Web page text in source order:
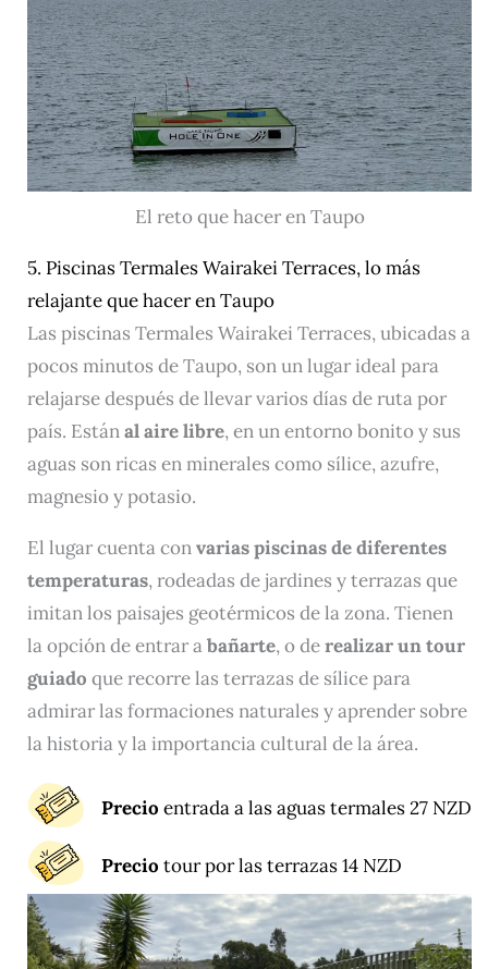
El reto que hacer en Taupo
5. Piscinas Termales Wairakei Terraces, lo más
relajante que hacer en Taupo
Las piscinas Termales Wairakei Terraces, ubicadas a
pocos minutos de Taupo, son un lugar ideal para
relajarse después de llevar varios días de ruta por
país. Estánal aire libre, en un entorno bonito y sus
aguas son ricas en minerales como sílice, azufre,
magnesio y potasio.
El lugar cuenta convarias piscinas de diferentes
temperaturas, rodeadas de jardines y terrazas que
imitan los paisajes geotérmicos de la zona. Tienen
la opción de entrar abañarte, o derealizar un tour
guiado que recorre las terrazas de sílice para
admirar las formaciones naturales y aprender sobre
la historia y la importancia cultural de la área.
Precio entrada a las aguas termales 27 NZD
Precio tour por las terrazas 14 NZD